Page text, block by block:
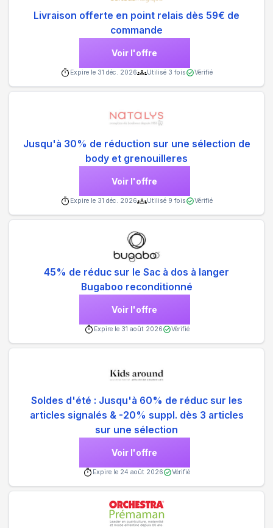
Livraison offerte en point relais dès 59€ de
commande
Voir l'offre
Expire le 31 déc. 2026 Utilisé 3 fois Vérifié
Jusqu'à 30% de réduction sur une sélection de
body et grenouilleres
Voir l'offre
Expire le 31 déc. 2026 Utilisé 9 fois Vérifié
45% de réduc sur le Sac à dos à langer
Bugaboo reconditionné
Voir l'offre
Expire le 31 août 2026 Vérifié
Soldes d'été : Jusqu'à 60% de réduc sur les
articles signalés & -20% suppl. dès 3 articles
sur une sélection
Voir l'offre
Expire le 24 août 2026 Vérifié